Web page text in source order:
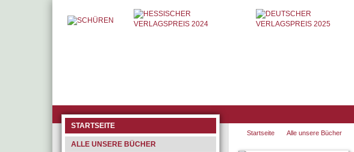
STARTSEITE
ALLE UNSERE BÜCHER
Startseite Alle unsere Bücher